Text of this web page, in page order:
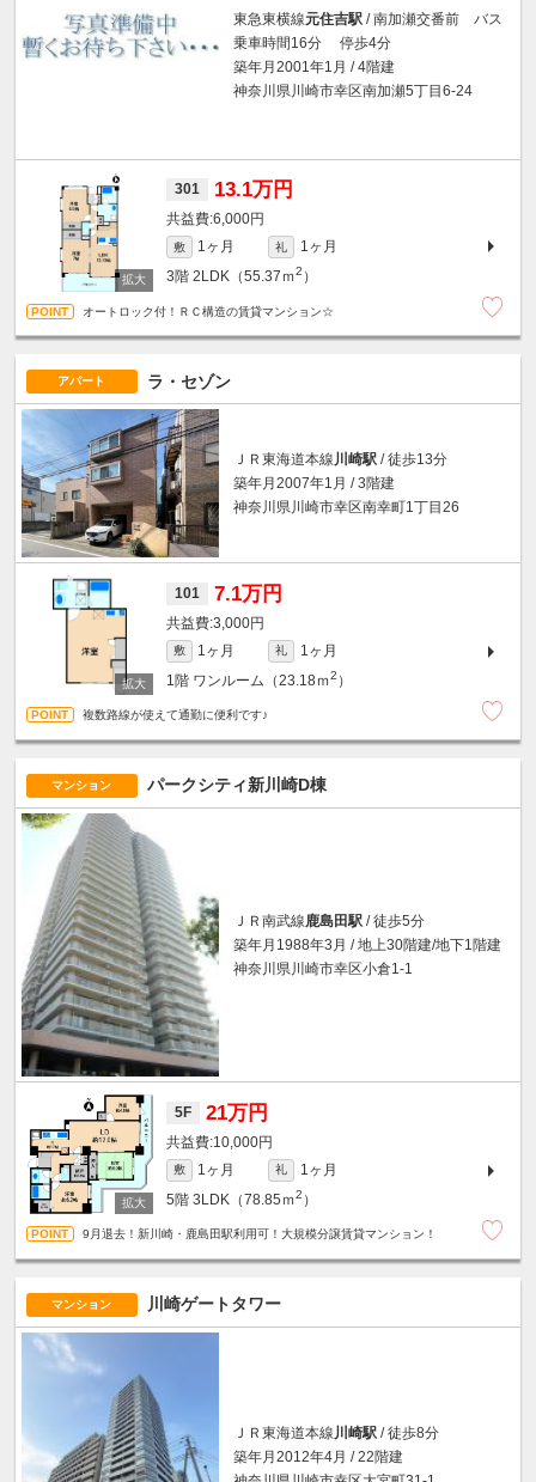
東急東横線元住吉駅 / 南加瀬交番前 バス
乗車時間16分 停歩4分
築年月2001年1月 / 4階建
神奈川県川崎市幸区南加瀬5丁目6-24
301 13.1万円
6,000円
敷 1ヶ月 礼
1ヶ月
3階 2LDK（55.37ｍ2 ）
オートロック付！ＲＣ構造の賃貸マンション☆
アパート ラ・セゾン
ＪＲ東海道本線川崎駅 / 徒歩13分
築年月2007年1月 / 3階建
神奈川県川崎市幸区南幸町1丁目26
101 7.1万円
3,000円
敷 1ヶ月 礼
1ヶ月
1階 ワンルーム（23.18ｍ2 ）
複数路線が使えて通勤に便利です♪
マンション パークシティ新川崎D棟
ＪＲ南武線鹿島田駅 / 徒歩5分
築年月1988年3月 / 地上30階建/地下1階建
神奈川県川崎市幸区小倉1-1
5F 21万円
10,000円
敷 1ヶ月 礼
1ヶ月
5階 3LDK（78.85ｍ2 ）
9月退去！新川崎・鹿島田駅利用可！大規模分譲賃貸マンション！
マンション 川崎ゲートタワー
ＪＲ東海道本線川崎駅 / 徒歩8分
築年月2012年4月 / 22階建